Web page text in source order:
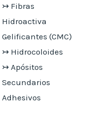
↣ Fibras
Hidroactiva
Gelificantes (CMC)
↣ Hidrocoloides
↣ Apósitos
Secundarios
Adhesivos